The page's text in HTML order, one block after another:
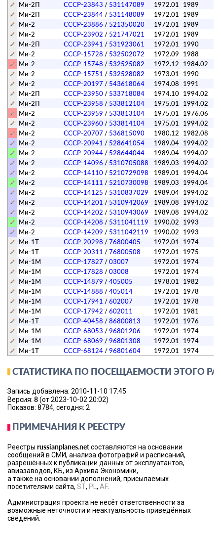
Ми-2П
СССР-23843 / 531147089 1972.01 1989
Ми-2П
СССР-23844 / 531148089 1972.01
1989
Ми-2
СССР-23886 / 521350020 1972.01 1989
Ми-2
СССР-23902 / 521747021 1972.01 1989
Ми-2П
СССР-23941 / 531923061 1972.01 1990
Ми-2
СССР-15728 / 532502072 1972.09 1988
Ми-2
СССР-15748 / 532525082 1972.12
1984.02
Ми-2
СССР-15751 / 532528082 1973.01 1990
Ми-2
СССР-20197 / 543618064 1974.08 1991
Ми-2П
СССР-23950 / 533718084 1974.10 1994.02
Ми-2П
СССР-23958 / 533812104 1975.01
1994.02
Ми-2
СССР-23959 / 533813104 1975.01
1976.06
Ми-2
СССР-23960 / 533814104 1975.01
1994.02
Ми-2
СССР-20707 / 536815090 1980.12
1982.08
Ми-2
СССР-20941 / 528641054 1989.04 1994.02
Ми-2
СССР-20944 / 528644044 1989.04 1994.02
Ми-2
СССР-14096 / 5310705088 1989.03
1994.02
Ми-2
СССР-14110 / 5210729098 1989.01
1994.04
Ми-2
СССР-14111 / 5210730098 1989.03
1994.04
Ми-2
СССР-14125 / 5310837029 1989.04 1994.02
Ми-2
СССР-14201 / 5310942069 1989.08
1994.02
Ми-2
СССР-14202 / 5310943069 1989.08
1994.02
Ми-2
СССР-14208 / 5311041119 1990.02
1993
Ми-2
СССР-14209 / 5311042119 1990.02
1993
Ми-1Т
СССР-20298 /76800405 1972.01 1974
Ми-1Т
СССР-20311 /76800508 1972.01 1975
Ми-1М
СССР-17827 /03007 1972.01 1974
Ми-1М
СССР-17828 /03008 1972.01 1974
Ми-1М
СССР-14879 /405005 1978.01 1982
Ми-1М
СССР-14888 /405014 1972.01 1978
Ми-1М
СССР-17941 /602007 1972.01 1978
Ми-1М
СССР-17942 /602011 1972.01 1981
Ми-1Т
СССР-40458 /86800813 1972.01 1976
Ми-1М
СССР-68053 /96801206 1972.01 1974
Ми-1М
СССР-68069 /96801308 1972.01 1974
Ми-1Т
СССР-68124 /96801604 1972.01 1974
СТАТИСТИКА ПО ПОСЕЩАЕМОСТИ ЭТОГО
Запись добавлена: 2010-11-10 17:45
Версия: 8(от 2023-10-02 20:02)
Показов: 8784, сегодня: 2
ПРИМЕЧАНИЯ К РЕЕСТРУ
Реестры russianplanes.netсоставляются на основании
сообщений в СМИ, анализа фотографий и расписаний,
разрешённых к публикации данных от эксплуатантов,
авиазаводов, КБ, из Архива Экономики,
а также на основании дополнений, присылаемых
посетителями сайта, ST, PL , AF
Администрация проекта не несёт ответственности за
возможные неточности и неактуальность приведённых
сведений.